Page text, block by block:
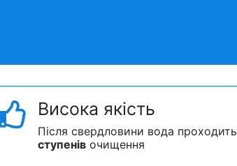
Висока якість
Після свердловини вода проходить
ступенів очищення